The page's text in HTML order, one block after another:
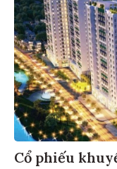
Cổ phiếu